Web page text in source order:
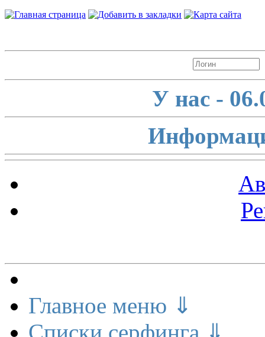
У нас -
Главное меню ⇓